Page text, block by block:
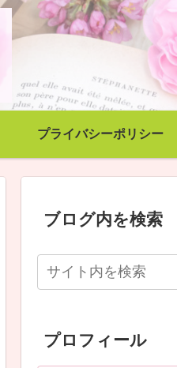
プライバシーポリシー
ブログ内を検索
プロフィール